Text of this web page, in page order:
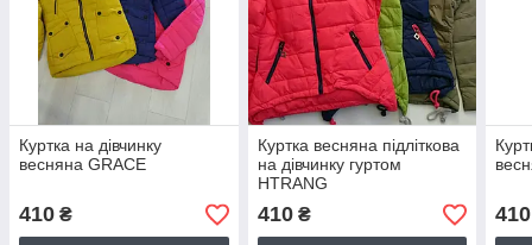
Куртка на дівчинку
весняна GRACE
410 ₴
Куртка весняна підліткова
на дівчинку гуртом
HTRANG
410₴ 410